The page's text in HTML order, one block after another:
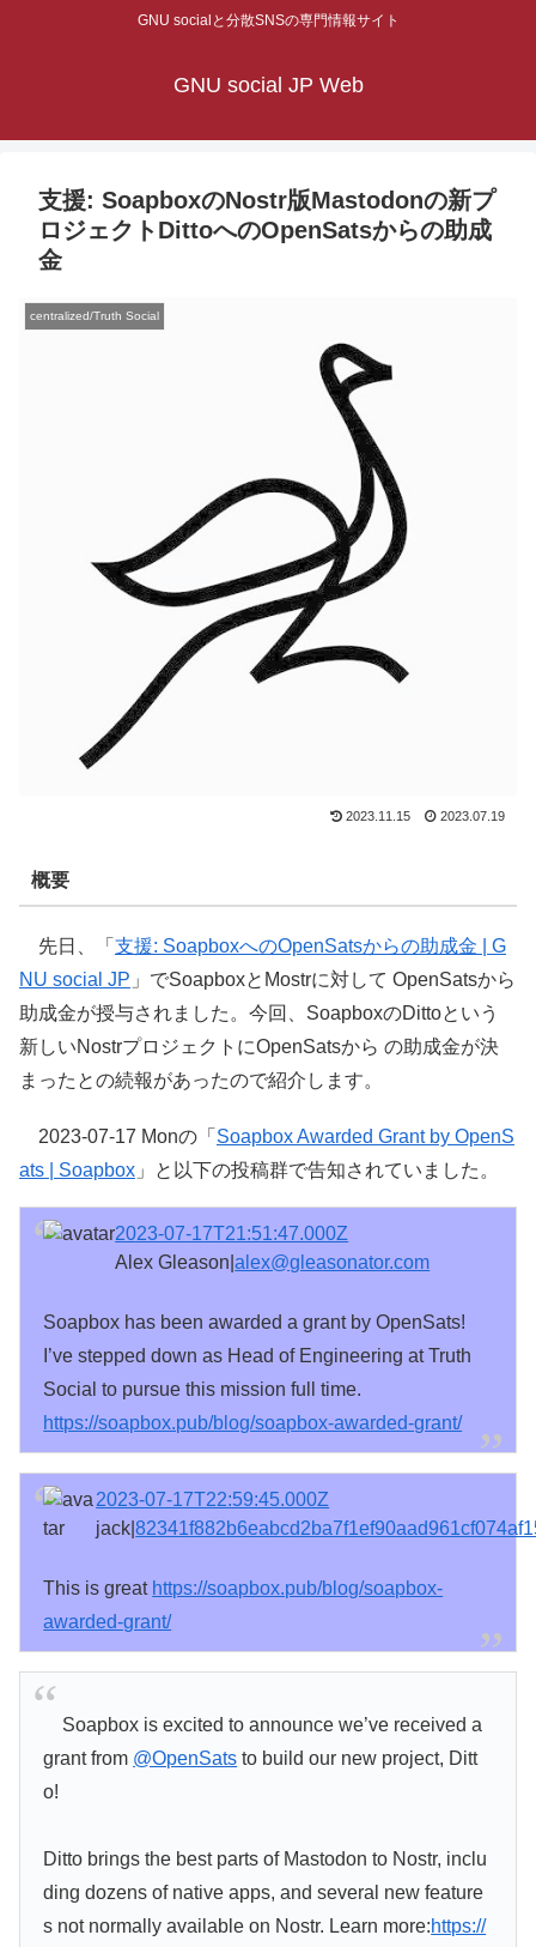
GNU socialと分散SNSの専門情報サイト
GNU social JP Web
支援: SoapboxのNostr版Mastodonの新プ
ロジェクトDittoへのOpenSatsからの助成
金
centralized/Truth Social
2023.11.15 2023.07.19
概要
先日、「 支援: SoapboxへのOpenSatsからの助成金 | G
NU social JP 」でSoapboxとMostrに対して OpenSatsから
助成金が授与されました。今回、SoapboxのDittoという
新しいNostrプロジェクトにOpenSatsから の助成金が決
まったとの続報があったので紹介します。
2023-07-17 Monの「 Soapbox Awarded Grant by OpenS
ats | Soapbox 」と以下の投稿群で告知されていました。
2023-07-17T21:51:47.000Z
Alex Gleason|alex@gleasonator.com
Soapbox has been awarded a grant by OpenSats!
I’ve stepped down as Head of Engineering at Truth
Social to pursue this mission full time.
https://soapbox.pub/blog/soapbox-awarded-grant/
2023-07-17T22:59:45.000Z
jack|
This is great https://soapbox.pub/blog/soapbox-
awarded-grant/
Soapbox is excited to announce we’ve received a
grant from @OpenSats to build our new project, Ditt
o!
Ditto brings the best parts of Mastodon to Nostr, inclu
ding dozens of native apps, and several new feature
s not normally available on Nostr. Learn more:https://